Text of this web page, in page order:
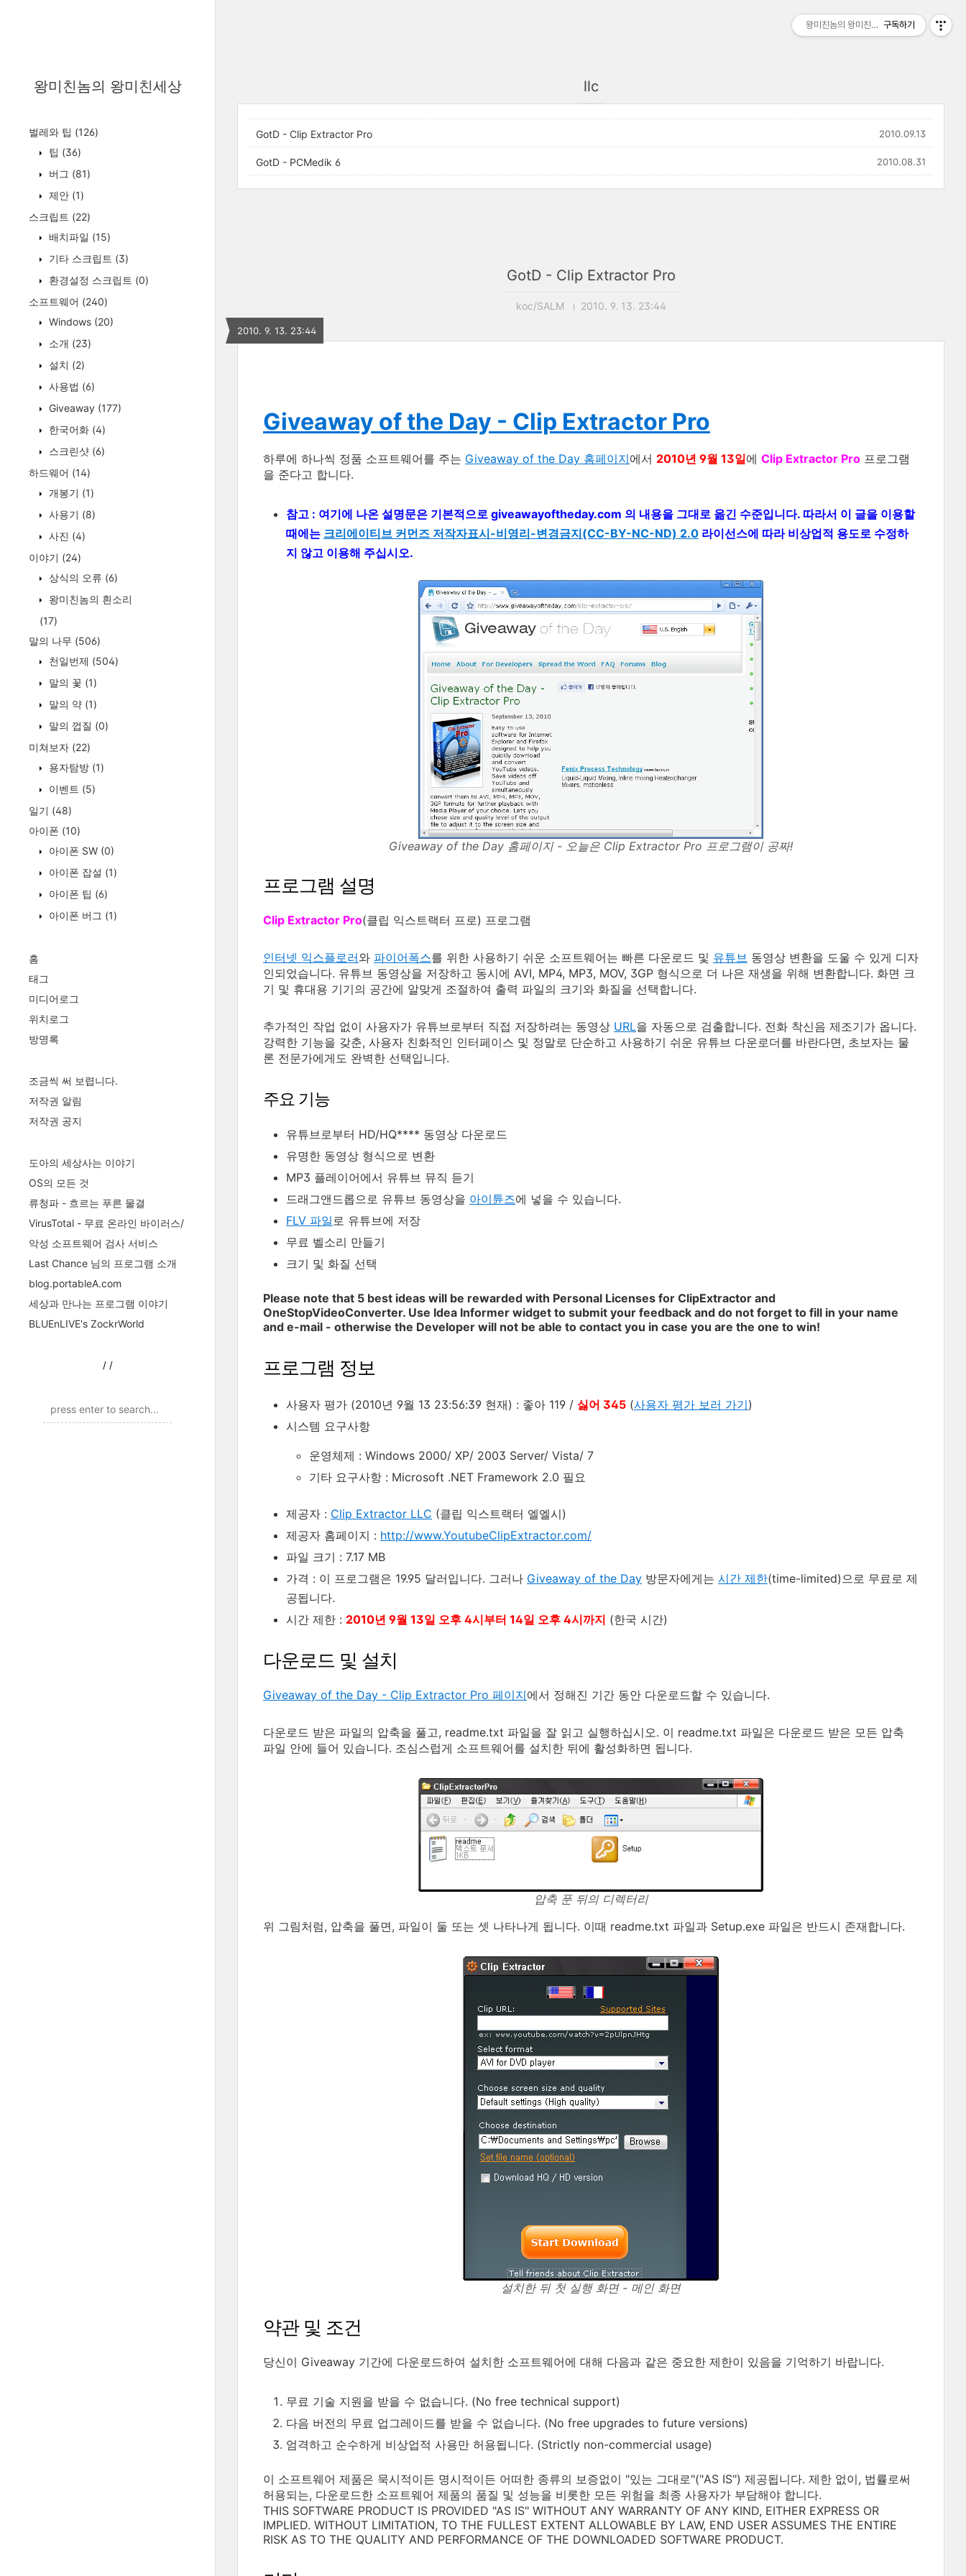
왕미친놈의 왕미친세상
벌레와 팁 (126)
팁 (36)
버그 (81)
제안 (1)
스크립트 (22)
배치파일 (15)
기타 스크립트 (3)
환경설정 스크립트 (0)
소프트웨어 (240)
Windows (20)
소개 (23)
설치 (2)
사용법 (6)
Giveaway (177)
한국어화 (4)
스크린샷 (6)
하드웨어 (14)
개봉기 (1)
사용기 (8)
사진 (4)
이야기 (24)
상식의 오류 (6)
왕미친놈의 흰소리
(17)
말의 나무 (506)
천일번제 (504)
말의 꽃 (1)
말의 약 (1)
말의 껍질 (0)
미쳐보자 (22)
용자탐방 (1)
이벤트 (5)
일기 (48)
아이폰 (10)
아이폰 SW (0)
아이폰 잡설 (1)
아이폰 팁 (6)
아이폰 버그 (1)
홈
태그
미디어로그
위치로그
방명록
조금씩 써 보렵니다.
저작권 알림
저작권 공지
도아의 세상사는 이야기
OS의 모든 것
류청파 - 흐르는 푸른 물결
VirusTotal - 무료 온라인 바이러스/
악성 소프트웨어 검사 서비스
Last Chance 님의 프로그램 소개
blog.portableA.com
세상과 만나는 프로그램 이야기
BLUEnLIVE's ZockrWorld
/ /
llc
GotD - Clip Extractor Pro 2010.09.13
GotD - PCMedik 6 2010.08.31
GotD - Clip Extractor Pro
koc/SALM 2010. 9. 13. 23:44
2010. 9. 13. 23:44
Giveaway of the Day - Clip Extractor Pro
하루에 하나씩 정품 소프트웨어를 주는 Giveaway of the Day 홈페이지에서 2010년 9월 13일에 Clip Extractor Pro 프로그램
을 준다고 합니다.
참고 : 여기에 나온 설명문은 기본적으로 giveawayoftheday.com 의 내용을 그대로 옮긴 수준입니다. 따라서 이 글을 이용할
때에는 크리에이티브 커먼즈 저작자표시-비영리-변경금지(CC-BY-NC-ND) 2.0 라이선스에 따라 비상업적 용도로 수정하
지 않고 이용해 주십시오.
Giveaway of the Day 홈페이지 - 오늘은 Clip Extractor Pro 프로그램이 공짜!
프로그램 설명
Clip Extractor Pro(클립 익스트랙터 프로) 프로그램
인터넷 익스플로러와 파이어폭스를 위한 사용하기 쉬운 소프트웨어는 빠른 다운로드 및 유튜브 동영상 변환을 도울 수 있게 디자
인되었습니다. 유튜브 동영상을 저장하고 동시에 AVI, MP4, MP3, MOV, 3GP 형식으로 더 나은 재생을 위해 변환합니다. 화면 크
기 및 휴대용 기기의 공간에 알맞게 조절하여 출력 파일의 크기와 화질을 선택합니다.
추가적인 작업 없이 사용자가 유튜브로부터 직접 저장하려는 동영상 URL을 자동으로 검출합니다. 전화 착신음 제조기가 옵니다.
강력한 기능을 갖춘, 사용자 친화적인 인터페이스 및 정말로 단순하고 사용하기 쉬운 유튜브 다운로더를 바란다면, 초보자는 물
론 전문가에게도 완벽한 선택입니다.
주요 기능
유튜브로부터 HD/HQ**** 동영상 다운로드
유명한 동영상 형식으로 변환
MP3 플레이어에서 유튜브 뮤직 듣기
드래그앤드롭으로 유튜브 동영상을 아이튠즈에 넣을 수 있습니다.
FLV 파일 로 유튜브에 저장
무료 벨소리 만들기
크기 및 화질 선택
Please note that 5 best ideas will be rewarded with Personal Licenses for ClipExtractor and
OneStopVideoConverter. Use Idea Informer widget to submit your feedback and do not forget to fill in your name
and e-mail - otherwise the Developer will not be able to contact you in case you are the one to win!
프로그램 정보
사용자 평가 (2010년 9월 13 23:56:39 현재) : 좋아 119 / 싫어 345 (사용자 평가 보러 가기)
시스템 요구사항
운영체제 : Windows 2000/ XP/ 2003 Server/ Vista/ 7
기타 요구사항 : Microsoft .NET Framework 2.0 필요
제공자 : Clip Extractor LLC (클립 익스트랙터 엘엘시)
제공자 홈페이지 : http://www.YoutubeClipExtractor.com/
파일 크기 : 7.17 MB
가격 : 이 프로그램은 19.95 달러입니다. 그러나 Giveaway of the Day 방문자에게는 시간 제한(time-limited)으로 무료로 제
공됩니다.
시간 제한 : 2010년 9월 13일 오후 4시부터 14일 오후 4시까지 (한국 시간)
다운로드 및 설치
Giveaway of the Day - Clip Extractor Pro 페이지에서 정해진 기간 동안 다운로드할 수 있습니다.
다운로드 받은 파일의 압축을 풀고, readme.txt 파일을 잘 읽고 실행하십시오. 이 readme.txt 파일은 다운로드 받은 모든 압축
파일 안에 들어 있습니다. 조심스럽게 소프트웨어를 설치한 뒤에 활성화하면 됩니다.
압축 푼 뒤의 디렉터리
위 그림처럼, 압축을 풀면, 파일이 둘 또는 셋 나타나게 됩니다. 이때 readme.txt 파일과 Setup.exe 파일은 반드시 존재합니다.
설치한 뒤 첫 실행 화면 - 메인 화면
약관 및 조건
당신이 Giveaway 기간에 다운로드하여 설치한 소프트웨어에 대해 다음과 같은 중요한 제한이 있음을 기억하기 바랍니다.
무료 기술 지원을 받을 수 없습니다. (No free technical support)
다음 버전의 무료 업그레이드를 받을 수 없습니다. (No free upgrades to future versions)
엄격하고 순수하게 비상업적 사용만 허용됩니다. (Strictly non-commercial usage)
이 소프트웨어 제품은 묵시적이든 명시적이든 어떠한 종류의 보증없이 "있는 그대로"("AS IS") 제공됩니다. 제한 없이, 법률로써
허용되는, 다운로드한 소프트웨어 제품의 품질 및 성능을 비롯한 모든 위험을 최종 사용자가 부담해야 합니다.
THIS SOFTWARE PRODUCT IS PROVIDED "AS IS" WITHOUT ANY WARRANTY OF ANY KIND, EITHER EXPRESS OR
IMPLIED. WITHOUT LIMITATION, TO THE FULLEST EXTENT ALLOWABLE BY LAW, END USER ASSUMES THE ENTIRE
RISK AS TO THE QUALITY AND PERFORMANCE OF THE DOWNLOADED SOFTWARE PRODUCT.
왕미친놈의 왕미친세상구독하기